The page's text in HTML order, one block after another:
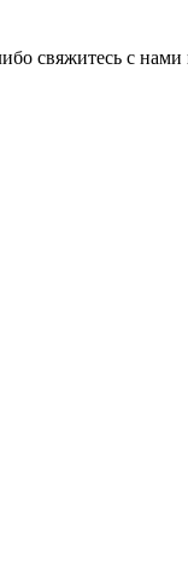
свяжитесь с